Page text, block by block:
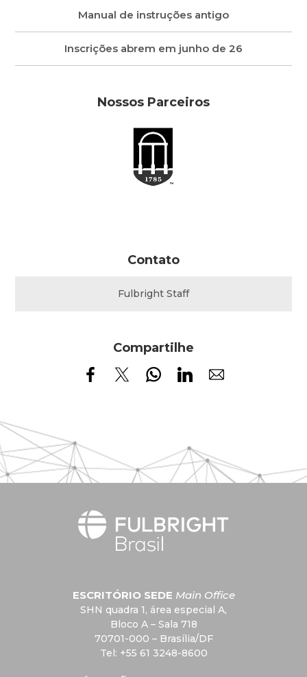
Manual de instruções antigo
Inscrições abrem em junho de 26
Nossos Parceiros
Contato
Fulbright Staff
Compartilhe
ESCRITÓRIO SEDE Main Office
SHN quadra 1, área especial A,
Bloco A – Sala 718
70701-000 – Brasília/DF
Tel: +55 61 3248-8600